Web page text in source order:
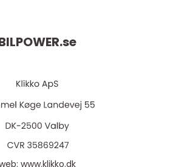
se
www.klikko.dk